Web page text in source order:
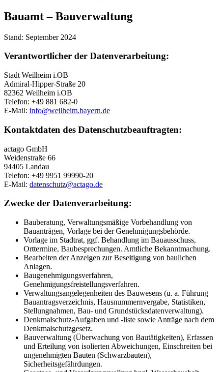
Bauamt – Bauverwaltung
Stand: September 2024
Verantwortlicher der Datenverarbeitung:
Stadt Weilheim i.OB
Admiral-Hipper-Straße 20
82362 Weilheim i.OB
Telefon: +49 881 682-0
E-Mail: info@weilheim.bayern.de
Kontaktdaten des Datenschutzbeauftragten:
actago GmbH
Weidenstraße 66
94405 Landau
Telefon: +49 9951 99990-20
E-Mail: datenschutz@actago.de
Zwecke der Datenverarbeitung:
Bauberatung, Verwaltungsmäßige Vorbehandlung von
Bauanträgen, Vorlage bei der Genehmigungsbehörde.
Vorlage im Stadtrat, ggf. Behandlung im Bauausschuss,
Orttermine, Baubesprechungen. Amtliche Bekanntmachung.
Bearbeiten der Anzeigen zur Beseitigung von baulichen
Anlagen.
Baugenehmigungsverfahren,
Genehmigungsfreistellungsverfahren.
Verwaltungsangelegenheiten des Bauwesens (u. a. Führung
Bauantragsverzeichnis, Hausnummernvergabe, Statistiken,
Stellungnahmen, Bau- und Grundstücksdatenverwaltung).
Denkmalschutz-Aufgaben und -liste sowie Anträge nach dem
Denkmalschutzgesetz.
Bauverwaltung (Überwachung von Bautätigkeiten), Erfassen
und Erteilung von isolierten Abweichungen, Einschreiten bei
ungenehmigten Bauten (Schwarzbauten),
Sicherheitsgefährdungen.